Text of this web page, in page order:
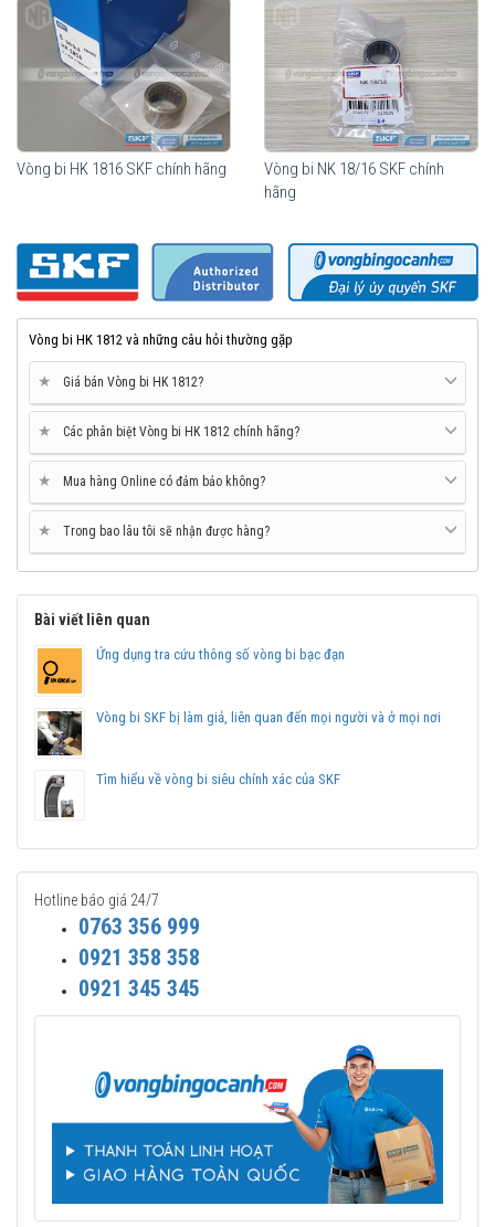
Vòng bi HK 1816 SKF chính hãng
Vòng bi NK 18/16 SKF chính
hãng
Vòng bi HK 1812 và những câu hỏi thường gặp
★ Giá bán Vòng bi HK 1812?
★ Các phân biệt Vòng bi HK 1812 chính hãng?
★ Mua hàng Online có đảm bảo không?
★ Trong bao lâu tôi sẽ nhận được hàng?
Bài viết liên quan
Ứng dụng tra cứu thông số vòng bi bạc đạn
Vòng bi SKF bị làm giả, liên quan đến mọi người và ở mọi nơi
Tìm hiểu về vòng bi siêu chính xác của SKF
Hotline báo giá 24/7
0763 356 999
0921 358 358
0921 345 345